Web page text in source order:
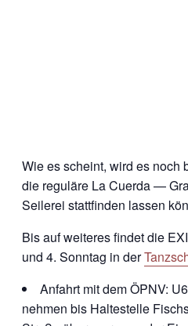
Wie es scheint, wird es noch
die reguläre La Cuerda —
Seilerei stattfinden lassen
Bis auf weiteres findet die
und 4. Sonntag in der
Anfahrt mit dem ÖPNV:
nehmen bis Haltestelle